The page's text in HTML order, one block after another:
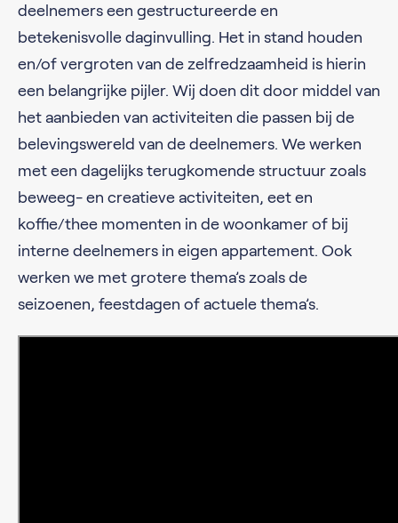
deelnemers een gestructureerde en
betekenisvolle daginvulling. Het in stand houden
en/of vergroten van de zelfredzaamheid is hierin
een belangrijke pijler. Wij doen dit door middel van
het aanbieden van activiteiten die passen bij de
belevingswereld van de deelnemers. We werken
met een dagelijks terugkomende structuur zoals
beweeg- en creatieve activiteiten, eet en
koffie/thee momenten in de woonkamer of bij
interne deelnemers in eigen appartement. Ook
werken we met grotere thema’s zoals de
seizoenen, feestdagen of actuele thema’s.